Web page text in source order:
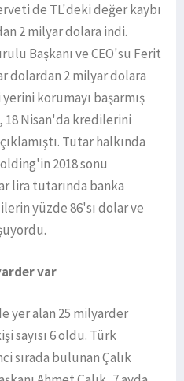
de TL'deki değer kaybı
2 milyar dolara indi.
Başkanı ve CEO'su Ferit
dolardan 2 milyar dolara
korumayı başarmış
18 Nisan'da kredilerini
Tutar halkında
2018 sonu
lira tutarında banka
yüzde 86'sı dolar ve
var
yer alan 25 milyarder
sayısı 6 oldu. Türk
sırada bulunan Çalık